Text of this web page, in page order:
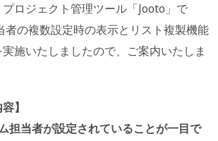
ロジェクト管理ツール「Jooto」で
者の複数設定時の表示とリスト複製機能
施いたしましたので、ご案内いたしま
】
担当者が設定されていることが一目で